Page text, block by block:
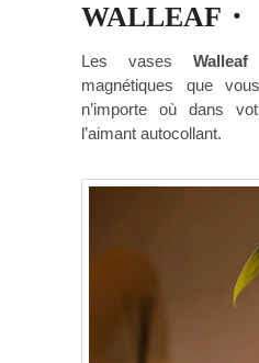
WALLEAF・
Les vases
magnétiques que
n’importe où dans
l’aimant autocollant.